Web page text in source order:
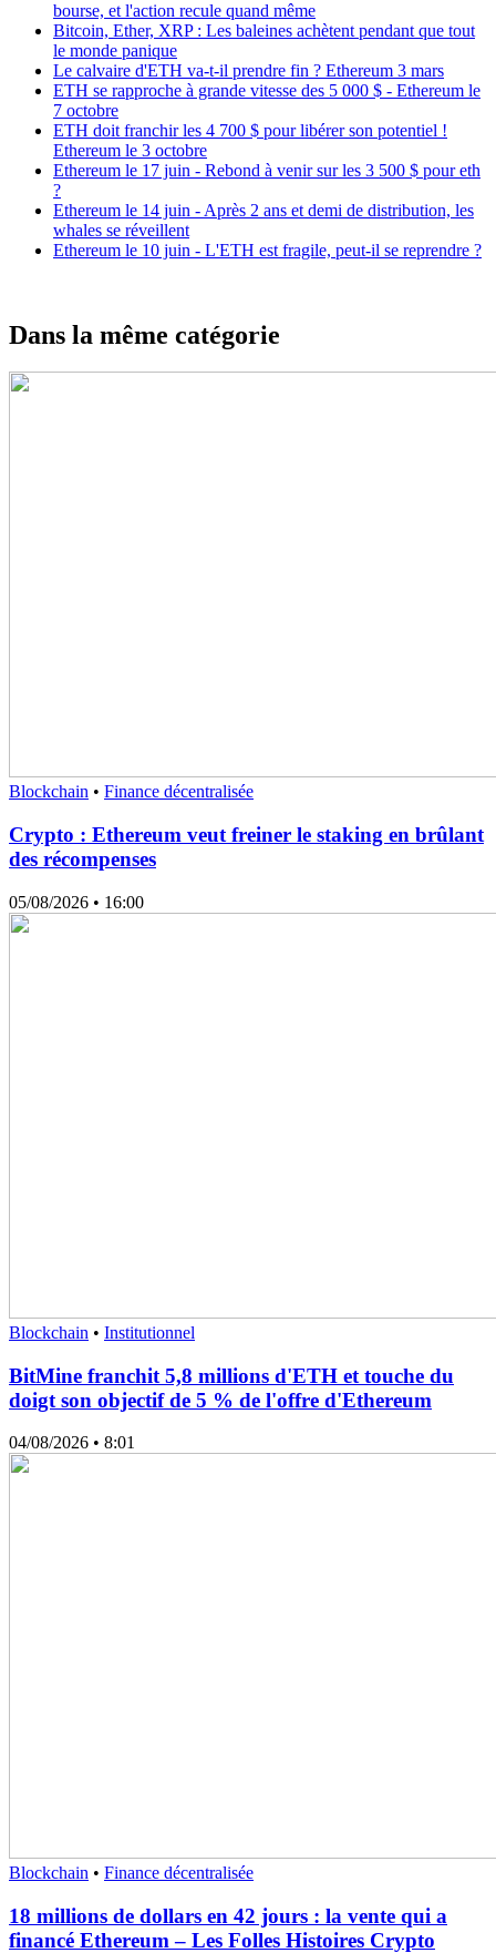
bourse, et l'action recule quand même
Bitcoin, Ether, XRP : Les baleines achètent pendant que tout
le monde panique
Le calvaire d'ETH va-t-il prendre fin ? Ethereum 3 mars
ETH se rapproche à grande vitesse des 5 000 $ - Ethereum le
7 octobre
ETH doit franchir les 4 700 $ pour libérer son potentiel !
Ethereum le 3 octobre
Ethereum le 17 juin - Rebond à venir sur les 3 500 $ pour eth
?
Ethereum le 14 juin - Après 2 ans et demi de distribution, les
whales se réveillent
Ethereum le 10 juin - L'ETH est fragile, peut-il se reprendre ?
Dans la même catégorie
Blockchain • Finance décentralisée
Crypto : Ethereum veut freiner le staking en brûlant
des récompenses
05/08/2026 • 16:00
Blockchain • Institutionnel
BitMine franchit 5,8 millions d'ETH et touche du
doigt son objectif de 5 % de l'offre d'Ethereum
04/08/2026 • 8:01
Blockchain • Finance décentralisée
18 millions de dollars en 42 jours : la vente qui a
financé Ethereum – Les Folles Histoires Crypto